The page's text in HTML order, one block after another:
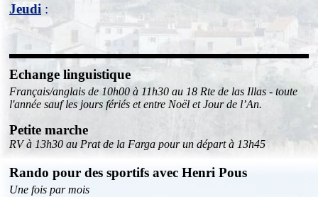
Jeudi :
Echange linguistique
Français/anglais de 10h00 à 11h30 au 18 Rte de las Illas - toute
l'année sauf les jours fériés et entre Noël et Jour de l’An.
Petite marche
RV à 13h30 au Prat de la Farga pour un départ à 13h45
Rando pour des sportifs avec Henri Pous
Une fois par mois